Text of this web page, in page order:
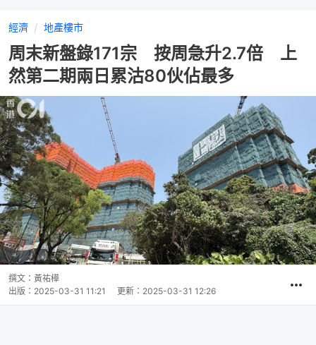
經濟 地產樓市
周末新盤錄171宗 按周急升2.7倍 上
然第二期兩日累沽80伙佔最多
撰文： 黃祐樺
出版： 2025-03-31 11:21 更新： 2025-03-31 12:26